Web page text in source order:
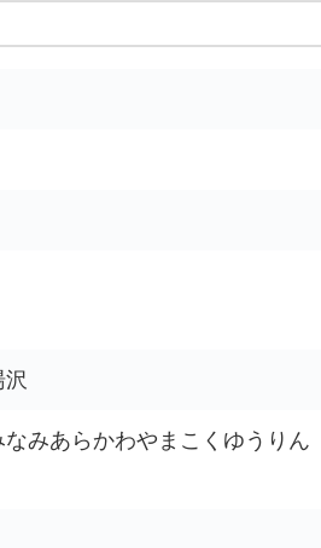
みあらかわやまこくゆうりん